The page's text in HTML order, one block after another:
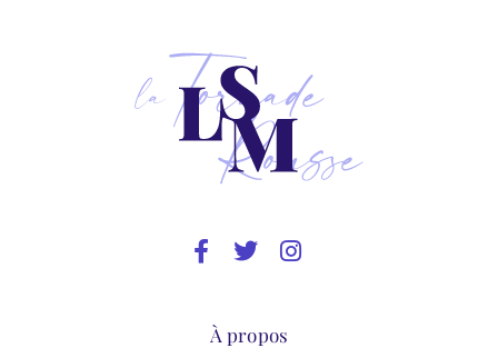
À propos